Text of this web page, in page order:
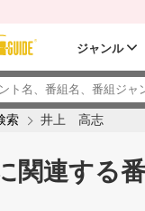
ジャンル
索 井上 高志
連する番